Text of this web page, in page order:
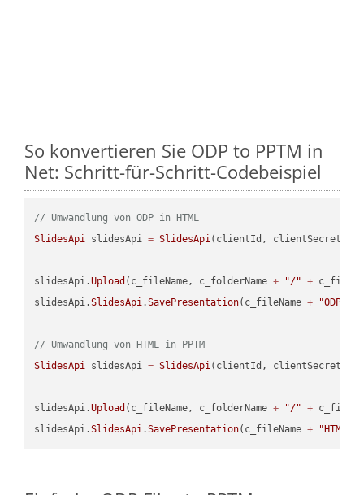
So konvertieren Sie ODP to PPTM in
Net: Schritt-für-Schritt-Codebeispiel
// Umwandlung von ODP in HTML
SlidesApi slidesApi = SlidesApi(clientId, clientSecret);
slidesApi.Upload (c_fileName, c_folderName + "/" +
slidesApi.SlidesApi.SavePresentation(c_fileName + "ODP"
// Umwandlung von HTML in PPTM
SlidesApi slidesApi = SlidesApi(clientId, clientSecret);
slidesApi.Upload (c_fileName, c_folderName + "/" +
slidesApi.SlidesApi.SavePresentation(c_fileName + "HTML"